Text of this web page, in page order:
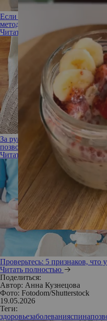
Если спина болит: профессор
методики помогут
Читать полностью
За рулем или на диване: 4
позвоночнику
Читать полностью
Проверьтесь: 5 признаков, что
Читать полностью
Поделиться:
Автор: Анна Кузнецова
Фото: Fotodom/Shutterstock
19.05.2026
Теги:
здоровьезаболеванияспина